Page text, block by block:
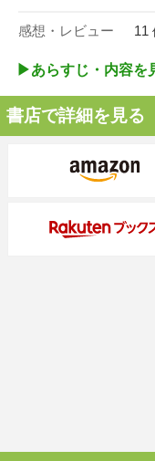
感想・レビュー 11
▶︎あらすじ・内容を
書店で詳細を見る